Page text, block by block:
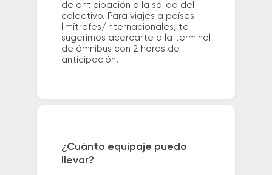
de anticipación a la salida del
colectivo. Para viajes a países
limítrofes/internacionales, te
sugerimos acercarte a la terminal
de ómnibus con 2 horas de
anticipación.
¿Cuánto equipaje puedo
llevar?